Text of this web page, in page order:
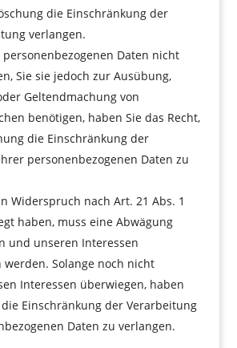
die Einschränkung der
verlangen.
Daten nicht
Sie sie jedoch zur Ausübung,
Geltendmachung von
benötigen, haben Sie das Recht,
die Einschränkung der
personenbezogenen Daten zu
Widerspruch nach Art. 21 Abs. 1
haben, muss eine Abwägung
und unseren Interessen
werden. Solange noch nicht
Interessen überwiegen, haben
die Einschränkung der Verarbeitung
Daten zu verlangen.